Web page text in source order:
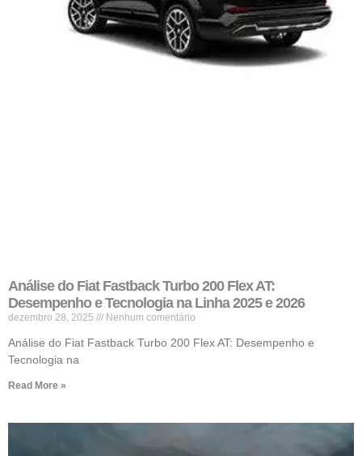
Análise do Fiat Fastback Turbo 200 Flex AT:
Desempenho e Tecnologia na Linha 2025 e 2026
dezembro 28, 2025 Nenhum comentário
Análise do Fiat Fastback Turbo 200 Flex AT: Desempenho e
Tecnologia na
Read More »